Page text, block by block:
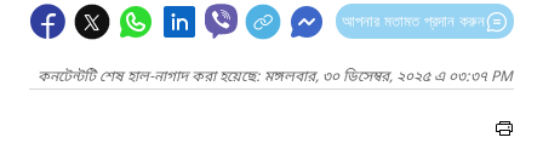
আপনার মতামত প্রদান করুন
কনটেন্টটি শেষ হাল-নাগাদ করা হয়েছে: মঙ্গলবার, ৩০ ডিসেম্বর, ২০২৫ এ ০৩:৩৭ PM